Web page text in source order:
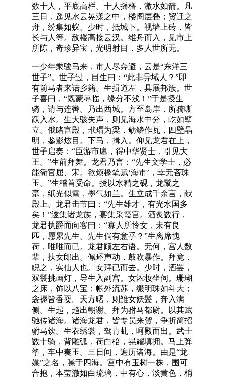
数十人，平底高栏。十人摇橹，激水如箭。凡
三日，遥见水云晃漾之中，楼阁层叠；贸迁之
舟，纷集如蚁。少时，抵城下。视墙上砖，皆
长与人等。敌楼高接云汉。维舟而入，见市上
所陈，奇珍异宝，光明射目，多人世所无。
一少年乘骏马来，市人尽奔避，云是“东洋三
世子”。世子过，目生曰：“此非异域人？”即
有前马者来诘乡籍。生揖道左，具展邦族。世
子喜曰，“既蒙辱临，缘分不浅！”于是授生
骑，请与连辔。乃出西城。方至岛岸，所骑嘶
跃入水。生大骇失声，则见海水中分，屹如壁
立。俄睹宫殿，玳瑁为梁，鲂鳞作瓦，四壁晶
明，鉴影炫目。下马，揖入。仰见龙君在上，
世子启奏：“臣游市廛，得中华贤士，引见大
王。”生前拜舞。龙君乃言：“先生文学士，必
能衙官屈、宋。欲烦椽笔赋‘海市’，幸无吝珠
玉。”生稽首受命。授以水精之砚，龙鬣之
毫，纸光似雪，墨气如兰。生立成千余言，献
殿上。龙君击节曰：“先生雄才，有光水国多
矣！”遂集诸龙族，宴集采霞宫。酒炙数行，
龙君执爵而向客曰：“寡人所怜女，未有良
匹，愿累先生。先生倘有意乎？”生离席愧
荷，唯唯而已。龙君顾左右语。无何，宫人数
辈，扶女郎出。佩环声动，鼓吹暴作。拜竟，
睨之，实仙人也。女拜已而去。少时，酒罢，
双鬟挑画灯，导生入副宫。女浓妆坐伺。珊瑚
之床，饰以八宝；帐外流苏，缀明珠如斗大；
衾褥皆香耍。天方曙，则雏女妖鬟，奔入满
侧。生起，趋出朝谢。拜为驸马都尉。以其赋
驰传诸海。诸海龙君，皆专员来贺，争折简招
驸马饮。生衣绣裳，驾青虬，呵殿而出。武士
数十骑，背雕弧，荷白棓，晃耀填拥。马上弹
筝，车中奏玉。三日间，遍历诸海。由是“龙
媒”之名，噪于四海。宫中有玉树一株，围可
合抱，本莹澈如白琉璃，中有心，淡黄色，梢